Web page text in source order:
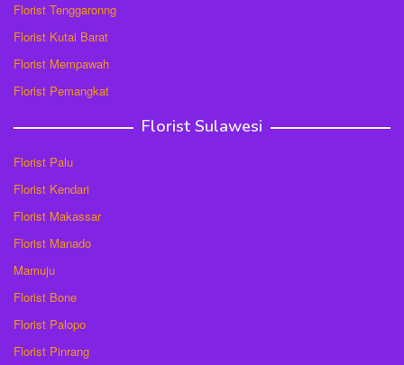
Florist Tenggaronng
Florist Kutai Barat
Florist Mempawah
Florist Pemangkat
Florist Sulawesi
Florist Palu
Florist Kendari
Florist Makassar
Florist Manado
Mamuju
Florist Bone
Florist Palopo
Florist Pinrang